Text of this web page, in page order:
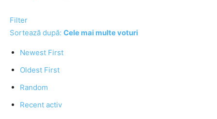
Filter
Sortează după: Cele mai multe voturi
Newest First
Oldest First
Random
Recent activ